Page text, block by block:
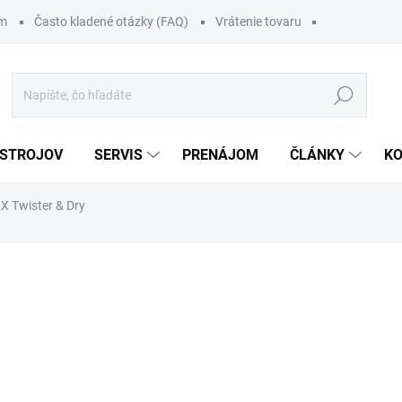
Často kladené otázky (FAQ) Vrátenie tovaru
Hľadať
SERVIS PRENÁJOM ČLÁNKY
Twister & Dry